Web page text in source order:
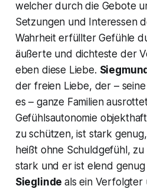
welcher durch die Gebote
Setzungen und Interessen
Wahrheit erfüllter Gefühle
äußerte und dichteste der
eben diese Liebe.
der freien Liebe, der –
es – ganze Familien
Gefühlsautonomie
zu schützen, ist stark
heißt ohne Schuldgefühl,
stark und er ist elend genug
Sieglindeals ein Verfolgter